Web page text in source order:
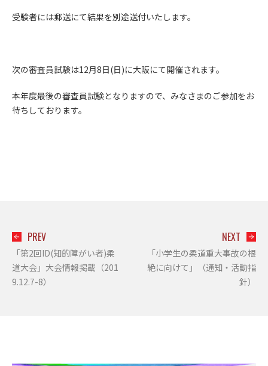
受験者には郵送にて結果を別途送付いたします。
次の審査員試験は12月8日(日)に大阪にて開催されます。
本年度最後の審査員試験となりますので、みなさまのご参加をお
待ちしております。
PREV
「第2回ID(知的障がい者)柔
道大会」大会情報掲載（201
9.12.7-8）
NEXT
「小学生の柔道重大事故の根
絶に向けて」（通知・活動指
針）